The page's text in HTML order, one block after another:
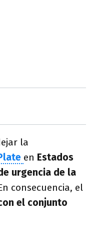
la
en Estados
urgencia de la
consecuencia, el
el conjunto